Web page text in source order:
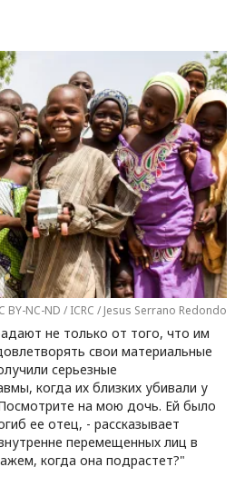
BY-NC-ND / ICRC / Jesus Serrano Redondo
не только от того, что им
свои материальные
серьезные
когда их близких убивали у
на мою дочь. Ей было
ее отец, - рассказывает
перемещенных лиц в
когда она подрастет?"